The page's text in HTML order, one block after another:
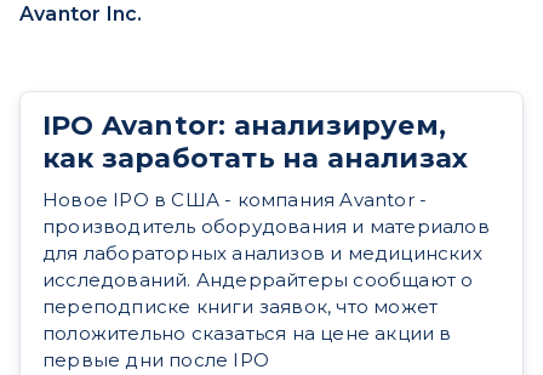
Avantor Inc.
IPO Avantor: анализируем,
как заработать на анализах
Новое IPO в США - компания Avantor -
производитель оборудования и материалов
для лабораторных анализов и медицинских
исследований. Андеррайтеры сообщают о
переподписке книги заявок, что может
положительно сказаться на цене акции в
первые дни после IPO